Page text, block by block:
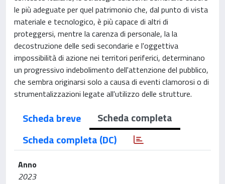
le più adeguate per quel patrimonio che, dal punto di vista
materiale e tecnologico, è più capace di altri di
proteggersi, mentre la carenza di personale, la la
decostruzione delle sedi secondarie e l'oggettiva
impossibilità di azione nei territori periferici, determinano
un progressivo indebolimento dell'attenzione del pubblico,
che sembra originarsi solo a causa di eventi clamorosi o di
strumentalizzazioni legate all'utilizzo delle strutture.
Scheda breve
Scheda completa
Scheda completa (DC)
Anno
2023